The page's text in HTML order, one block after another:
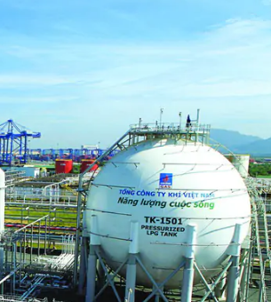
Kinh tế vĩ mô
Hồ sơ doanh
trường
Tiêu dùng và dư
luận
Công nghệ
Văn hoá